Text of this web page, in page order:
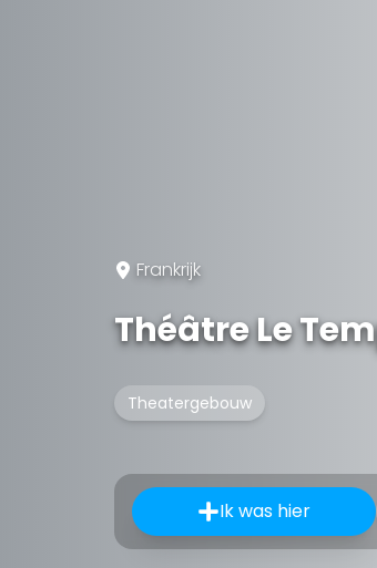
Frankrijk
Théâtre Le
Theatergebouw
Ik was hier